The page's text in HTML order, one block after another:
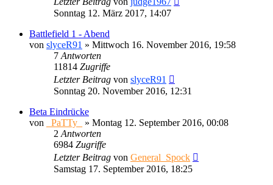
Sonntag 12. März 2017, 14:07
Battlefield 1 - Abend
von slyceR91 » Mittwoch 16. November 2016, 19:58
7 Antworten
11814 Zugriffe
Letzter Beitrag von slyceR91
Sonntag 20. November 2016, 12:31
Beta Eindrücke
von
_PaTTy_ » Montag 12. September 2016, 00:08
2 Antworten
6984 Zugriffe
Letzter Beitrag von General_Spock
Samstag 17. September 2016, 18:25